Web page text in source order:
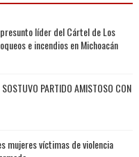
líder del Cártel de Los
e incendios en Michoacán
PARTIDO AMISTOSO CON
mujeres víctimas de violencia